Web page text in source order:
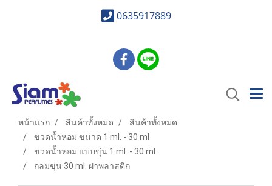
0635917889
หน้าแรก สินค้าทั้งหมด
สินค้าทั้งหมด
ขวดน้ำหอม ขนาด 1 ml. - 30 ml
ขวดน้ำหอม แบบขุ่น 1 ml. - 30 ml.
กลมขุ่น 30 ml. ฝาพลาสติก